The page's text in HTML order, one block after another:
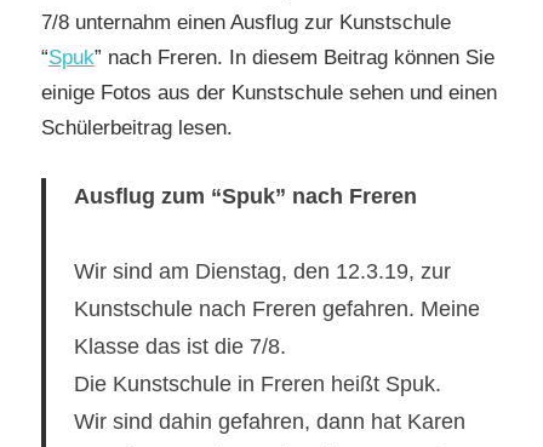
7/8 unternahm einen Ausflug zur Kunstschule
“Spuk” nach Freren. In diesem Beitrag können Sie
einige Fotos aus der Kunstschule sehen und einen
Schülerbeitrag lesen.
Ausflug zum “Spuk” nach Freren
Wir sind am Dienstag, den 12.3.19, zur
Kunstschule nach Freren gefahren. Meine
Klasse das ist die 7/8.
Die Kunstschule in Freren heißt Spuk.
Wir sind dahin gefahren, dann hat Karen